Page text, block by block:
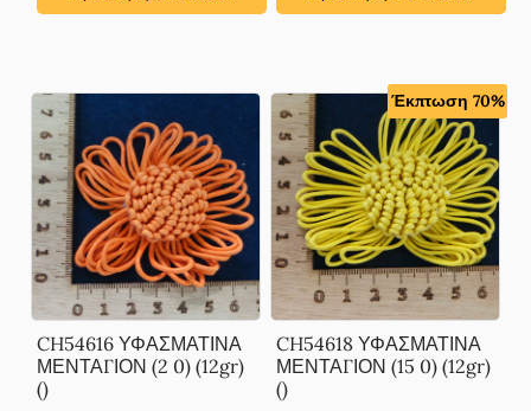
CH54616 ΥΦΑΣΜΑΤΙΝΑ
ΜΕΝΤΑΓΙΟΝ (2 0) (12gr)
()
Έκπτωση 70%
CH54618 ΥΦΑΣΜΑΤΙΝΑ
ΜΕΝΤΑΓΙΟΝ (15 0) (12gr)
()